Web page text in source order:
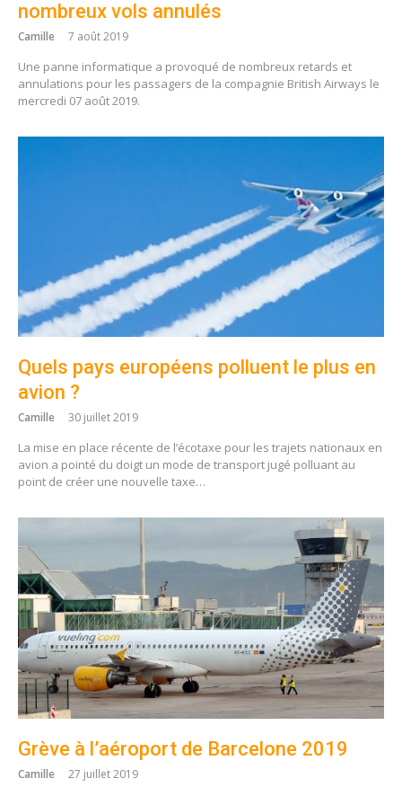
nombreux vols annulés
Camille 7 août 2019
Une panne informatique a provoqué de nombreux retards et
annulations pour les passagers de la compagnie British Airways le
mercredi 07 août 2019.
Quels pays européens polluent le plus en
avion ?
Camille 30 juillet 2019
La mise en place récente de l’écotaxe pour les trajets nationaux en
avion a pointé du doigt un mode de transport jugé polluant au
point de créer une nouvelle taxe…
Grève à l’aéroport de Barcelone 2019
Camille 27 juillet 2019